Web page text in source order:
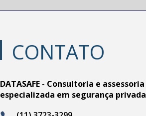
CONTATO
DATASAFE - Consultoria e assessoria
especializada em segurança privada